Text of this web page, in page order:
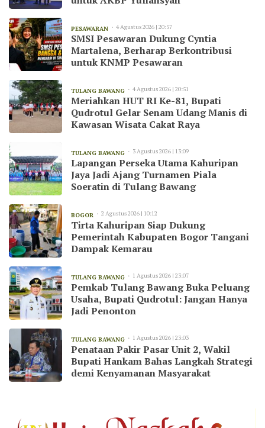
PESAWARAN 4 Agustus 2026 | 20:57
SMSI Pesawaran Dukung Cyntia
Martalena, Berharap Berkontribusi
untuk KNMP Pesawaran
TULANG BAWANG 4 Agustus 2026 | 20:51
Meriahkan HUT RI Ke-81, Bupati
Qudrotul Gelar Senam Udang Manis di
Kawasan Wisata Cakat Raya
TULANG BAWANG 3 Agustus 2026 | 13:09
Lapangan Perseka Utama Kahuripan
Jaya Jadi Ajang Turnamen Piala
Soeratin di Tulang Bawang
BOGOR 2 Agustus 2026 | 10:12
Tirta Kahuripan Siap Dukung
Pemerintah Kabupaten Bogor Tangani
Dampak Kemarau
TULANG BAWANG 1 Agustus 2026 | 23:07
Pemkab Tulang Bawang Buka Peluang
Usaha, Bupati Qudrotul: Jangan Hanya
Jadi Penonton
TULANG BAWANG 1 Agustus 2026 | 23:03
Penataan Pakir Pasar Unit 2, Wakil
Bupati Hankam Bahas Langkah Strategi
demi Kenyamanan Masyarakat